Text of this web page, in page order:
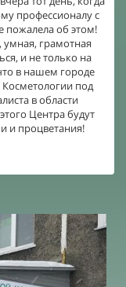
профессионалу с
пожалела об этом!
грамотная
и не только на
в нашем городе
под
в области
Центра будут
и процветания!